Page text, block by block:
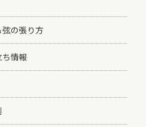
の張り方
情報